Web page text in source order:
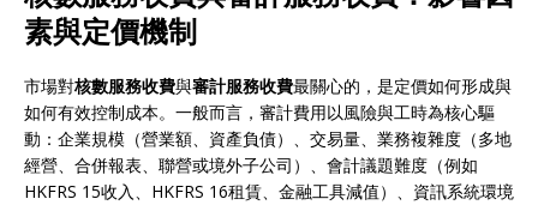
素與定價機制
市場對核數服務收費與審計服務收費最關心的，是定價如何形成與
如何有效控制成本。一般而言，審計費用以風險與工時為核心驅
動：企業規模（營業額、資產負債）、交易量、業務複雜度（多地
經營、合併報表、聯營或境外子公司）、會計議題難度（例如
HKFRS 15收入、HKFRS 16租賃、金融工具減值）、資訊系統環境